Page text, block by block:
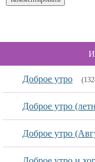
Доброе утро
Доброе утро
Доброе утро